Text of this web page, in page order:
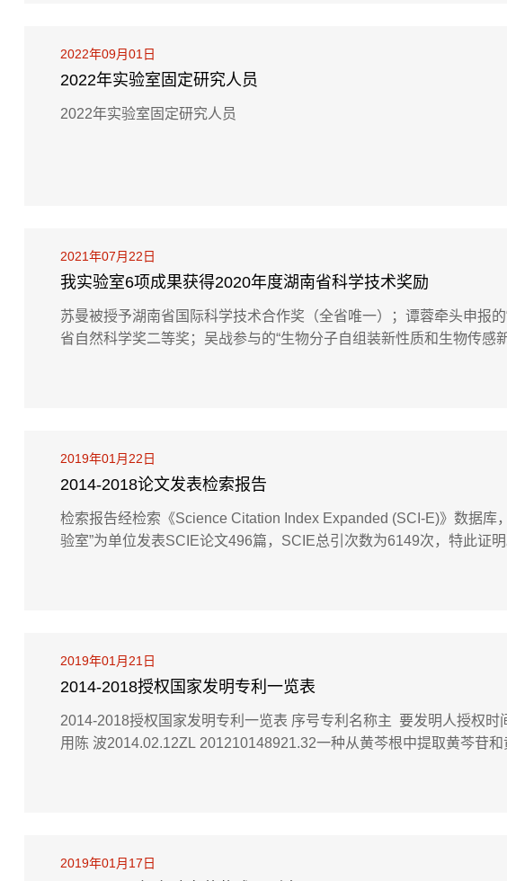
2022年09月01日
2022年实验室固定研究人员
2022年实验室固定研究人员
2021年07月22日
我实验室6项成果获得2020年度湖南省科学技术奖励
苏曼被授予湖南省国际科学技术合作奖（全省唯一）；谭蓉牵头申报
省自然科学奖二等奖；吴战参与的“生物分子自组装新性质和生物传
2019年01月22日
2014-2018论文发表检索报告
检索报告经检索《Science Citation Index Expanded (SCI-E)》数据库
验室”为单位发表SCIE论文496篇，SCIE总引次数为6149次，特此证
2019年01月21日
2014-2018授权国家发明专利一览表
2014-2018授权国家发明专利一览表 序号专利名称主 要发明人授权
用陈 波2014.02.12ZL 201210148921.32一种从黄芩根中提取黄芩苷
2019年01月17日